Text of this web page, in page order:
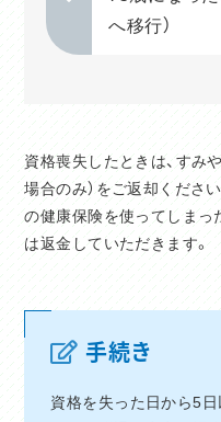
へ移行）
資格喪失したときは、すみ
場合のみ）をご返却くださ
の健康保険を使ってしまっ
は返金していただきます。
手続き
資格を失った日から5日